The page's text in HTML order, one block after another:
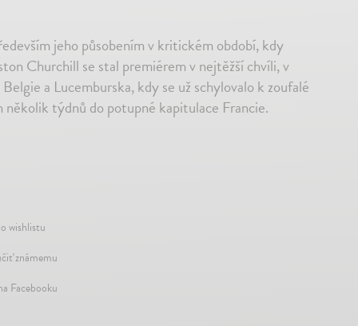
jeho působením v kritickém období, kdy
Churchill se stal premiérem v nejtěžší chvíli, v
a Lucemburska, kdy se už schylovalo k zoufalé
týdnů do potupné kapitulace Francie.
wishlistu
známemu
Facebooku